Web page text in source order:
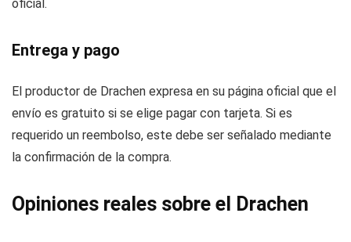
oficial.
Entrega y pago
El productor de Drachen expresa en su página oficial que el
envío es gratuito si se elige pagar con tarjeta. Si es
requerido un reembolso, este debe ser señalado mediante
la confirmación de la compra.
Opiniones reales sobre el Drachen